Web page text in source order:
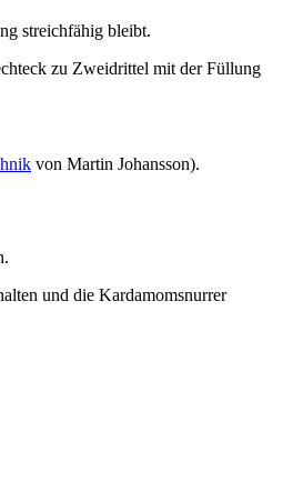
streichfähig bleibt.
zu Zweidrittel mit der Füllung
von Martin Johansson).
und die Kardamomsnurrer